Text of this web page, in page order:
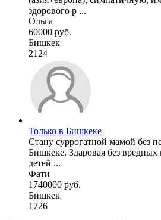
здорового р ...
Ольга
60000 руб.
Бишкек
2124
Только в Бишкеке
Стану суррогатной мамой без
Бишкеке. Здаровая без вредных
детей ...
Фати
1740000 руб.
Бишкек
1726